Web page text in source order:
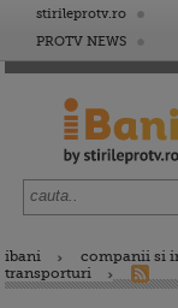
stirileprotv.ro
PROTV NEWS
ibani
companii si
transporturi